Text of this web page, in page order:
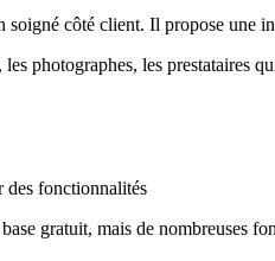
côté client. Il propose une
photographes, les prestataires
des fonctionnalités
gratuit, mais de nombreuses